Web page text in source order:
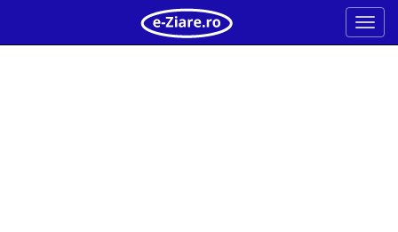
Meniu